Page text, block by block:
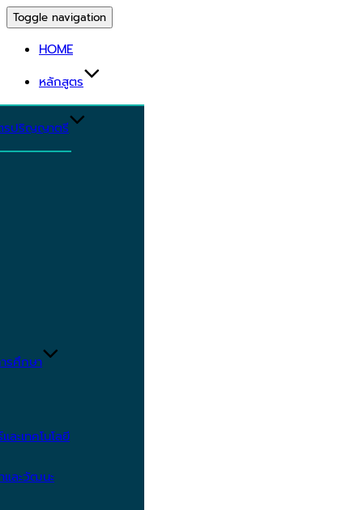
Toggle navigation
HOME
หลักสูตร
รปริญญาตรี
รศึกษา
ะเทคโนโลยี
และวัฒนะ